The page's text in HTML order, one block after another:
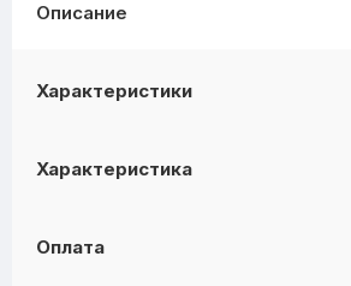
Описание
Характеристики
Характеристика
Оплата